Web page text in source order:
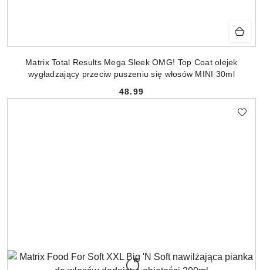
Matrix Total Results Mega Sleek OMG! Top Coat olejek
wygładzający przeciw puszeniu się włosów MINI 30ml
Cena:
48.99